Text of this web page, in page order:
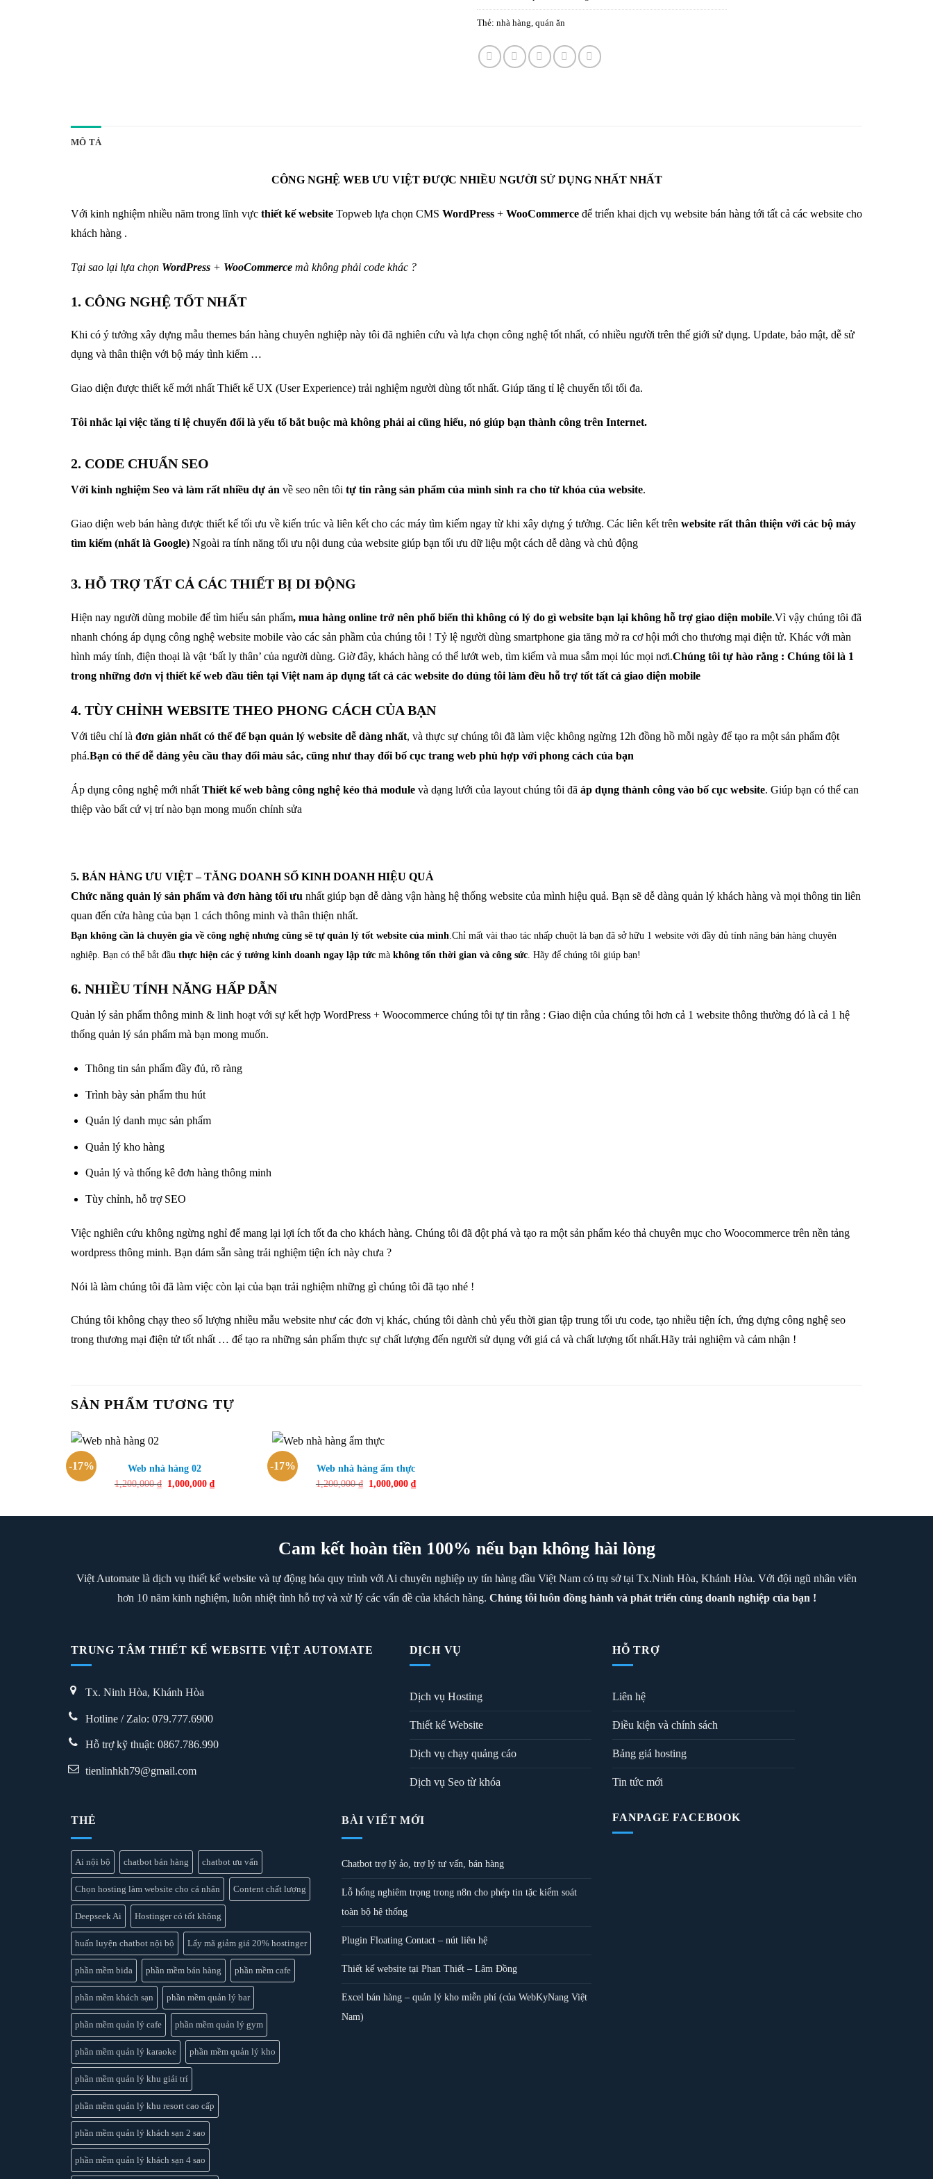
1,000,000 ₫.
Thẻ: nhà hàng, quán ăn
MÔ TẢ
CÔNG NGHỆ WEB ƯU VIỆT ĐƯỢC NHIỀU NGƯỜI SỬ DỤNG NHẤT NHẤT
Với kinh nghiệm nhiều năm trong lĩnh vực thiết kế website Topweb lựa chọn CMS WordPress + WooCommerce để triển khai dịch vụ website bán hàng tới tất cả các website cho
khách hàng .
Tại sao lại lựa chọn WordPress + WooCommerce mà không phải code khác ?
1. CÔNG NGHỆ TỐT NHẤT
Khi có ý tưởng xây dựng mẫu themes bán hàng chuyên nghiệp này tôi đã nghiên cứu và lựa chọn công nghệ tốt nhất, có nhiều người trên thế giới sử dụng. Update, bảo mật, dễ sử
dụng và thân thiện với bộ máy tình kiếm …
Giao diện được thiết kế mới nhất Thiết kế UX (User Experience) trải nghiệm người dùng tốt nhất. Giúp tăng tỉ lệ chuyển tổi tối đa.
Tôi nhắc lại việc tăng tỉ lệ chuyển đổi là yếu tố bắt buộc mà không phải ai cũng hiểu, nó giúp bạn thành công trên Internet.
2. CODE CHUẨN SEO
Với kinh nghiệm Seo và làm rất nhiều dự án về seo nên tôi tự tin rằng sản phẩm của mình sinh ra cho từ khóa của website.
Giao diện web bán hàng được thiết kế tối ưu về kiến trúc và liên kết cho các máy tìm kiếm ngay từ khi xây dựng ý tưởng. Các liên kết trên website rất thân thiện với các bộ máy
tìm kiếm (nhất là Google) Ngoài ra tính năng tối ưu nội dung của website giúp bạn tối ưu dữ liệu một cách dễ dàng và chủ động
3. HỖ TRỢ TẤT CẢ CÁC THIẾT BỊ DI ĐỘNG
Hiện nay người dùng mobile để tìm hiểu sản phẩm, mua hàng online trở nên phổ biến thì không có lý do gì website bạn lại không hỗ trợ giao diện mobile.Vì vậy chúng tôi đã
nhanh chóng áp dụng công nghệ website mobile vào các sản phầm của chúng tôi ! Tỷ lệ người dùng smartphone gia tăng mở ra cơ hội mới cho thương mại điện tử. Khác với màn
hình máy tính, điện thoại là vật ‘bất ly thân’ của người dùng. Giờ đây, khách hàng có thể lướt web, tìm kiếm và mua sắm mọi lúc mọi nơi.Chúng tôi tự hào rằng : Chúng tôi là 1
trong những đơn vị thiết kế web đầu tiên tại Việt nam áp dụng tất cả các website do dúng tôi làm đều hỗ trợ tốt tất cả giao diện mobile
4. TÙY CHỈNH WEBSITE THEO PHONG CÁCH CỦA BẠN
Với tiêu chí là đơn giản nhất có thể để bạn quản lý website dễ dàng nhất, và thực sự chúng tôi đã làm việc không ngừng 12h đồng hồ mỗi ngày để tạo ra một sản phẩm đột
phá.Bạn có thể dễ dàng yêu cầu thay đổi màu sắc, cũng như thay đổi bố cục trang web phù hợp với phong cách của bạn
Áp dụng công nghệ mới nhất Thiết kế web bằng công nghệ kéo thả module và dạng lưới của layout chúng tôi đã áp dụng thành công vào bố cục website. Giúp bạn có thể can
thiệp vào bất cứ vị trí nào bạn mong muốn chỉnh sửa
5. BÁN HÀNG ƯU VIỆT – TĂNG DOANH SỐ KINH DOANH HIỆU QUẢ
Chức năng quản lý sản phẩm và đơn hàng tối ưu nhất giúp bạn dễ dàng vận hàng hệ thống website của mình hiệu quả. Bạn sẽ dễ dàng quản lý khách hàng và mọi thông tin liên
quan đến cửa hàng của bạn 1 cách thông minh và thân thiện nhất.
Bạn không cần là chuyên gia về công nghệ nhưng cũng sẽ tự quản lý tốt website của mình.Chỉ mất vài thao tác nhấp chuột là bạn đã sở hữu 1 website với đầy đủ tính năng bán hàng chuyên
nghiệp. Bạn có thể bắt đầu thực hiện các ý tưởng kinh doanh ngay lập tức mà không tốn thời gian và công sức. Hãy để chúng tôi giúp bạn!
6. NHIỀU TÍNH NĂNG HẤP DẪN
Quản lý sản phẩm thông minh & linh hoạt với sự kết hợp WordPress + Woocommerce chúng tôi tự tin rằng : Giao diện của chúng tôi hơn cả 1 website thông thường đó là cả 1 hệ
thống quản lý sản phẩm mà bạn mong muốn.
Thông tin sản phẩm đầy đủ, rõ ràng
Trình bày sản phẩm thu hút
Quản lý danh mục sản phẩm
Quản lý kho hàng
Quản lý và thống kê đơn hàng thông minh
Tùy chỉnh, hỗ trợ SEO
Việc nghiên cứu không ngừng nghỉ để mang lại lợi ích tốt đa cho khách hàng. Chúng tôi đã đột phá và tạo ra một sản phẩm kéo thả chuyên mục cho Woocommerce trên nền tảng
wordpress thông minh. Bạn dám sẵn sàng trải nghiệm tiện ích này chưa ?
Nói là làm chúng tôi đã làm việc còn lại của bạn trải nghiệm những gì chúng tôi đã tạo nhé !
Chúng tôi không chạy theo số lượng nhiều mẫu website như các đơn vị khác, chúng tôi dành chủ yếu thời gian tập trung tối ưu code, tạo nhiều tiện ích, ứng dựng công nghệ seo
trong thương mại điện tử tốt nhất … để tạo ra những sản phẩm thực sự chất lượng đến người sử dụng với giá cả và chất lượng tốt nhất.Hãy trải nghiệm và cảm nhận !
SẢN PHẨM TƯƠNG TỰ
-17%
Web nhà hàng 02
1,200,000₫ Giá
1,000,000₫Giá
-17%
Web nhà hàng ẩm thực
1,200,000₫ Giá
1,000,000₫Giá
Cam kết hoàn tiền 100% nếu bạn không hài lòng
Việt Automate là dịch vụ thiết kế website và tự động hóa quy trình với Ai chuyên nghiệp uy tín hàng đầu Việt Nam có trụ sở tại Tx.Ninh Hòa, Khánh Hòa. Với đội ngũ nhân viên
hơn 10 năm kinh nghiệm, luôn nhiệt tình hỗ trợ và xử lý các vấn đề của khách hàng. Chúng tôi luôn đồng hành và phát triển cùng doanh nghiệp của bạn !
TRUNG TÂM THIẾT KẾ WEBSITE VIỆT AUTOMATE
Tx. Ninh Hòa, Khánh Hòa
Hotline / Zalo: 079.777.6900
Hỗ trợ kỹ thuật: 0867.786.990
tienlinhkh79@gmail.com
DỊCH VỤ
Dịch vụ Hosting
Thiết kế Website
Dịch vụ chạy quảng cáo
Dịch vụ Seo từ khóa
HỖ TRỢ
Liên hệ
Điều kiện và chính sách
Bảng giá hosting
Tin tức mới
THẺ
Ai nội bộ chatbot bán hàng chatbot ưu vấn
Chọn hosting làm website cho cá nhân Content chất lượng
Deepseek Ai Hostinger có tốt không
huấn luyện chatbot nội bộ Lấy mã giảm giá 20% hostinger
phần mềm bida phần mềm bán hàng phần mềm cafe
phần mềm khách sạn phần mềm quản lý bar
phần mềm quản lý cafe phần mềm quản lý gym
phần mềm quản lý karaoke phần mềm quản lý kho
phần mềm quản lý khu giải trí
phần mềm quản lý khu resort cao cấp
phần mềm quản lý khách sạn 2 sao
phần mềm quản lý khách sạn 4 sao
BÀI VIẾT MỚI
Chatbot trợ lý ảo, trợ lý tư vấn, bán hàng
Lỗ hổng nghiêm trọng trong n8n cho phép tin tặc kiểm soát
toàn bộ hệ thống
Plugin Floating Contact – nút liên hệ
Thiết kế website tại Phan Thiết – Lâm Đồng
Excel bán hàng – quản lý kho miễn phí (của WebKyNang Việt
Nam)
FANPAGE FACEBOOK